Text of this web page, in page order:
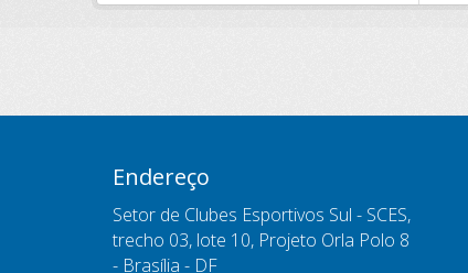
Endereço
Setor de Clubes Esportivos Sul - SCES,
trecho 03, lote 10, Projeto Orla Polo 8
- Brasília - DF